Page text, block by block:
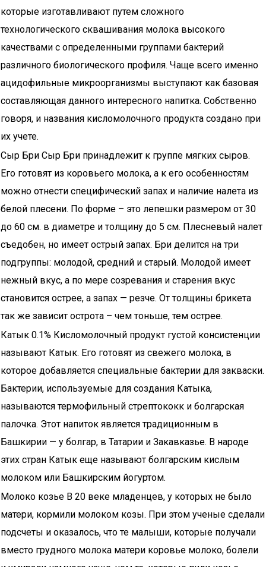
которые изготавливают путем сложного
технологического сквашивания молока высокого
качествами с определенными группами бактерий
различного биологического профиля. Чаще всего именно
ацидофильные микроорганизмы выступают как базовая
составляющая данного интересного напитка. Собственно
говоря, и названия кисломолочного продукта создано при
их учете.
Сыр Бри Сыр Бри принадлежит к группе мягких сыров.
Его готовят из коровьего молока, а к его особенностям
можно отнести специфический запах и наличие налета из
белой плесени. По форме – это лепешки размером от 30
до 60 см. в диаметре и толщину до 5 см. Плесневый налет
съедобен, но имеет острый запах. Бри делится на три
подгруппы: молодой, средний и старый. Молодой имеет
нежный вкус, а по мере созревания и старения вкус
становится острее, а запах — резче. От толщины брикета
так же зависит острота – чем тоньше, тем острее.
Катык 0.1% Кисломолочный продукт густой консистенции
называют Катык. Его готовят из свежего молока, в
которое добавляется специальные бактерии для закваски.
Бактерии, используемые для создания Катыка,
называются термофильный стрептококк и болгарская
палочка. Этот напиток является традиционным в
Башкирии — у болгар, в Татарии и Закавказье. В народе
этих стран Катык еще называют болгарским кислым
молоком или Башкирским йогуртом.
Молоко козье В 20 веке младенцев, у которых не было
матери, кормили молоком козы. При этом ученые сделали
подсчеты и оказалось, что те малыши, которые получали
вместо грудного молока матери коровье молоко, болели